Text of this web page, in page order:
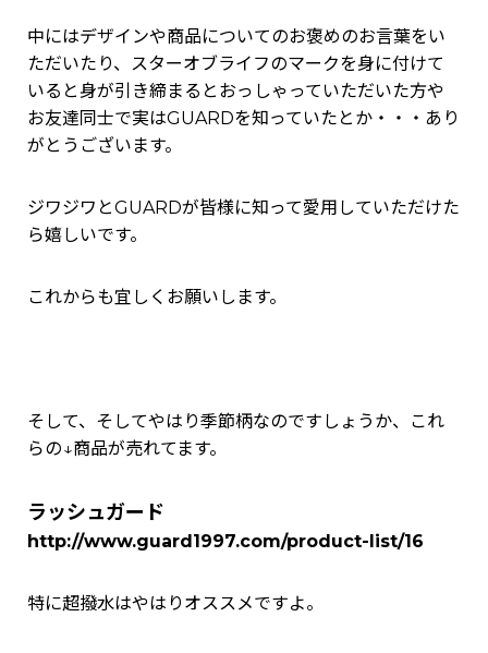
中にはデザインや商品についてのお褒めのお言葉をい
ただいたり、スターオブライフのマークを身に付けて
いると身が引き締まるとおっしゃっていただいた方や
お友達同士で実はGUARDを知っていたとか・・・あり
がとうございます。
ジワジワとGUARDが皆様に知って愛用していただけた
ら嬉しいです。
これからも宜しくお願いします。
そして、そしてやはり季節柄なのですしょうか、これ
らの↓商品が売れてます。
ラッシュガード
http://www.guard1997.com/product-list/16
特に超撥水はやはりオススメですよ。